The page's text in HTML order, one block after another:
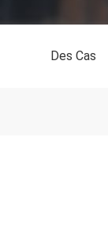
Des Cas